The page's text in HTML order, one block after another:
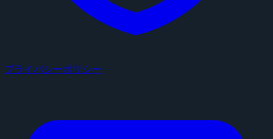
プライバシーポリシー